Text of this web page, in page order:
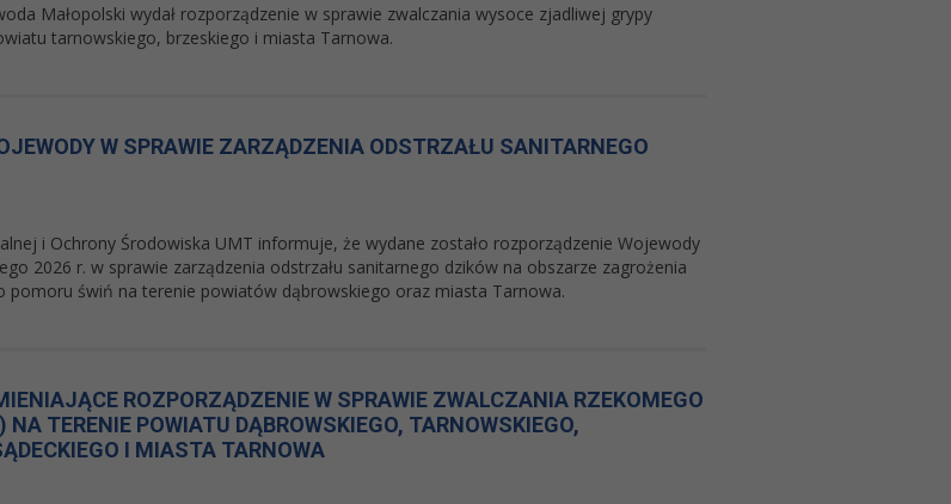
Małopolski wydał rozporządzenie w sprawie zwalczania wysoce zjadliwej grypy
tarnowskiego, brzeskiego i miasta Tarnowa.
W SPRAWIE ZARZĄDZENIA ODSTRZAŁU SANITARNEGO
i Ochrony Środowiska UMT informuje, że wydane zostało rozporządzenie Wojewody
2026 r. w sprawie zarządzenia odstrzału sanitarnego dzików na obszarze zagrożenia
pomoru świń na terenie powiatów dąbrowskiego oraz miasta Tarnowa.
ROZPORZĄDZENIE W SPRAWIE ZWALCZANIA RZEKOMEGO
NA TERENIE POWIATU DĄBROWSKIEGO, TARNOWSKIEGO,
I MIASTA TARNOWA